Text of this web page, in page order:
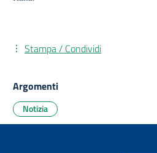
Stampa / Condividi
Argomenti
Notizia